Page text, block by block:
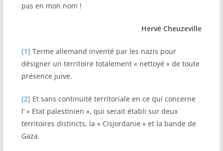
pas en mon nom !
Hervé Cheuzeville
[1] Terme allemand inventé par les nazis pour
désigner un territoire totalement « nettoyé » de toute
présence juive.
[2] Et sans continuité territoriale en ce qui concerne
l’ « Etat palestinien », qui serait établi sur deux
territoires distincts, la « Cisjordanie » et la bande de
Gaza.